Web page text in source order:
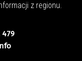
z regionu.
479